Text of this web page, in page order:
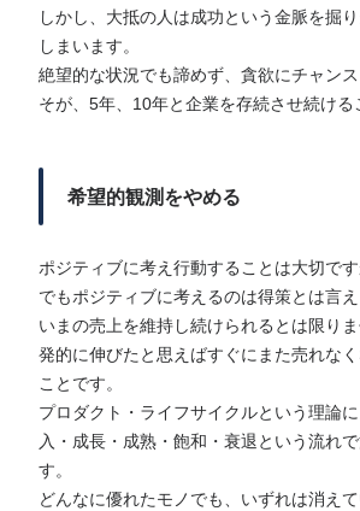
しかし、大抵の人は成功という金脈を掘
しまいます。
絶望的な状況でも諦めず、貪欲にチャン
そが、5年、10年と企業を存続させ続ける
希望的観測をやめる
ポジティブに考え行動することは大切で
でもポジティブに考えるのは得策とは言え
いまの売上を維持し続けられるとは限り
発的に伸びたと思えばすぐにまた売れな
ことです。
プロダクト・ライフサイクルという理論
入・成長・成熟・飽和・衰退という流れ
す。
どんなに優れたモノでも、いずれは消え